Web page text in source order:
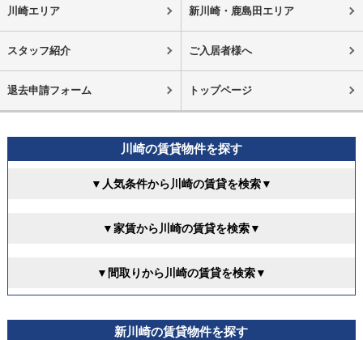
川崎エリア 新川崎・鹿島田エリア
スタッフ紹介 ご入居者様へ
退去申請フォーム トップページ
川崎の賃貸物件を探す
▼人気条件から川崎の賃貸を検索▼
▼家賃から川崎の賃貸を検索▼
▼間取りから川崎の賃貸を検索▼
新川崎の賃貸物件を探す